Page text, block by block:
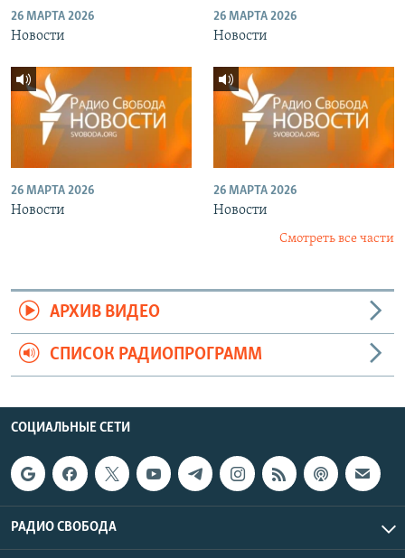
26 МАРТА 2026
Новости
26 МАРТА 2026
Новости
26 МАРТА 2026
Новости
26 МАРТА 2026
Новости
Смотреть все части
АРХИВ ВИДЕО
СПИСОК РАДИОПРОГРАММ
СОЦИАЛЬНЫЕ СЕТИ
РАДИО СВОБОДА